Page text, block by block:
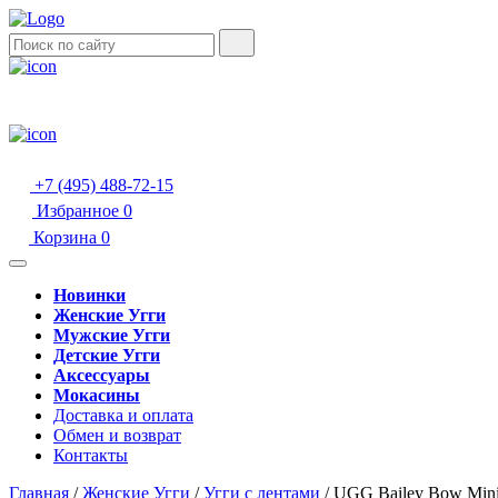
+7 (495) 488-72-15
Избранное 0
Корзина 0
Новинки
Женские Угги
Мужские Угги
Детские Угги
Аксессуары
Мокасины
Доставка и оплата
Обмен и возврат
Контакты
Главная / Женские Угги / Угги с лентами / UGG Bailey Bow